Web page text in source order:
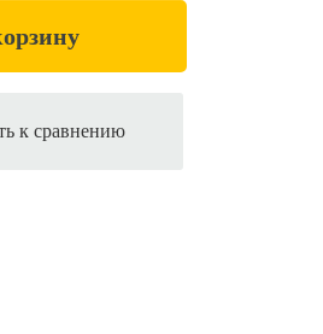
к сравнению